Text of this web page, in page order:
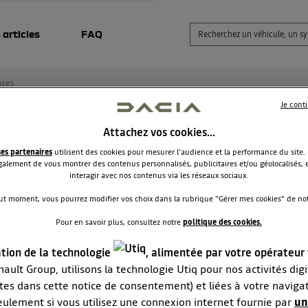
articles FAQ
auto ne fonctionne plus
plus à accéder à Android auto sur ma dacia spring malgré
téléphone branché avec câble et Bluetooth activité. S'affiche
connexion d'android auto sans résultat malgré
à jour sur mon téléphone... Y'a t-il une mise à jour du
à faire ? D'autres personnes sont t-il comme moi
Attachez vos cookies…
partenairesutilisent des cookies pour mesurer l'audience et la performance du site.
de vous montrer des contenus personnalisés, publicitaires et/ou géolocalisés,
interagir avec nos contenus via les réseaux sociaux.
moment, vous pourrez modifier vos choix dans la rubrique "Gérer mes cookies" de
Pour en savoir plus, consultez notrepolitique des cookies.
de la technologie
, alimentée par votre opérateur
Group, utilisons la technologie Utiq pour nos activités
dans cette notice de consentement) et liées à votre
si vous utilisez une connexion internet fournie par
Je